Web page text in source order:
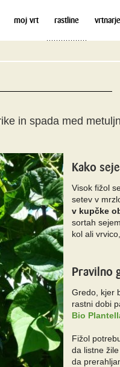
moj vrt rastline
in spada med
Kako
Visok fižol
setev v
v kupčke
sortah
kol ali
Pravilno
Gredo, kjer
rastni dobi
Bio
Fižol
da listne
da